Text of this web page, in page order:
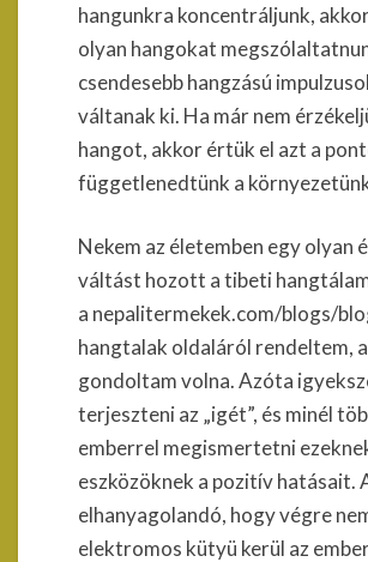
hangunkra koncentráljunk,
olyan hangokat
csendesebb hangzású
váltanak ki. Ha már nem
hangot, akkor értük el azt a
függetlenedtünk a
Nekem az életemben egy olyan
váltást hozott a tibeti
a nepalitermekek.com/blogs/
hangtalak oldaláról rendeltem,
gondoltam volna. Azóta
terjeszteni az „igét”, és minél
emberrel megismertetni
eszközöknek a pozitív hatásait.
elhanyagolandó, hogy végre
elektromos kütyü kerül az